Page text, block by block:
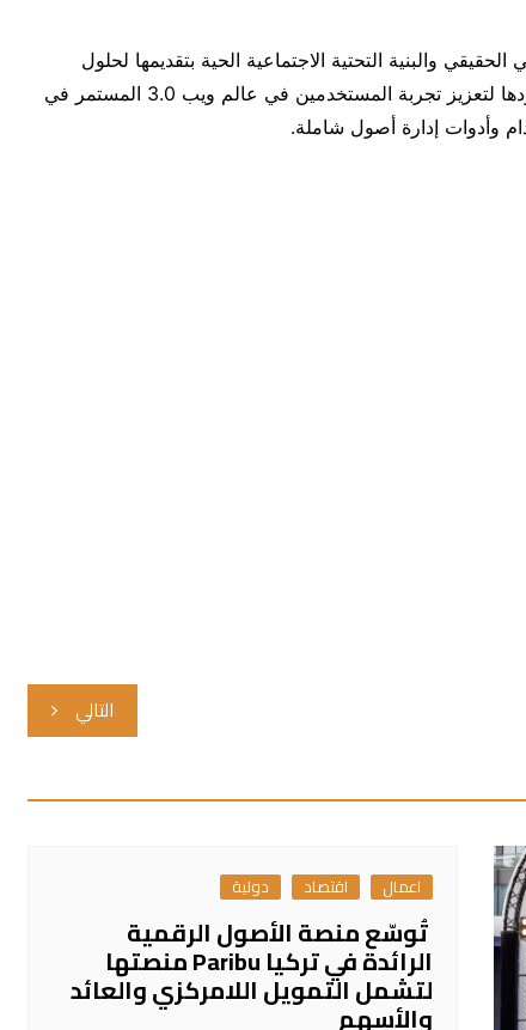
مركز ويب 3.0 الاجتماعي الحقيقي والبنية التحتية الاجتماعية الحية بتقديمها لحلول
متقدِّمة لإدارة الأصول الرقمية. تكرِّس UXLink جهودها لتعزيز تجربة المستخدمين في عالم ويب 3.0 المستمر في
وأدوات إدارة أصول شاملة.
التالي
اعمال اقتصاد دولية
تُوسّع منصة الأصول الرقمية
الرائدة في تركيا Paribu منصتها
لتشمل التمويل اللامركزي والعائد
والأسهم